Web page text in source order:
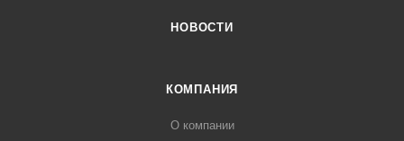
НОВОСТИ
КОМПАНИЯ
О компании